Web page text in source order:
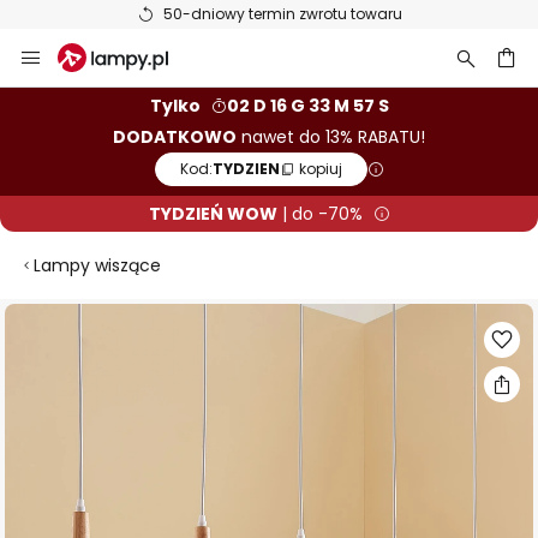
50-dniowy termin zwrotu towaru
Przejdź
do
Tylko
02 D 16 G 33 M 56 S
DODATKOWO nawet do 13% RABATU!
Kod:TYDZIEN kopiuj
TYDZIEŃ WOW| do -70%
Lampy wiszące
Przejdź